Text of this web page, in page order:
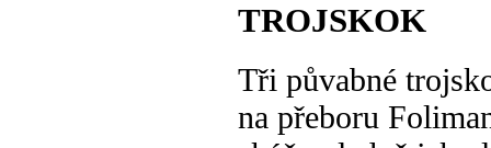
TROJSKOK
Tři půvabné
na přeboru